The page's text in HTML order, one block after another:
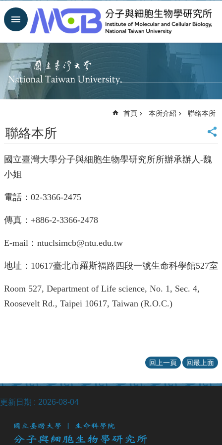
跳到主要內容區塊
進
搜
尋
回
首
頁
頁
站
導
覽
聯
絡
資
訊
所
紹
師
訊
學
研
究
首頁 本所介紹 聯絡本所
聯絡本所
國立臺灣大學分子與細胞生物學研究所所辦承辦人-魏
小姐
電話：02-3366-2475
傳真：+886-2-3366-2478
E-mail：ntuclsimcb@ntu.edu.tw
地址：10617臺北市羅斯福路四段一號生命科學館527室
Room 527, Department of Life science, No. 1, Sec. 4,
Roosevelt Rd., Taipei 10617, Taiwan (R.O.C.)
回上一頁 回最上面
更新日期 2026-08-04